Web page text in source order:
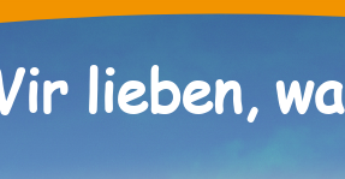
lieben,